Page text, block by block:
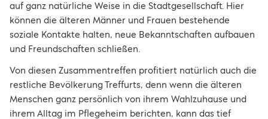
auf ganz natürliche Weise in die Stadtgesellschaft. Hier
können die älteren Männer und Frauen bestehende
soziale Kontakte halten, neue Bekanntschaften aufbauen
und Freundschaften schließen.
Von diesen Zusammentreffen profitiert natürlich auch die
restliche Bevölkerung Treffurts, denn wenn die älteren
Menschen ganz persönlich von ihrem Wahlzuhause und
ihrem Alltag im Pflegeheim berichten, kann das tief